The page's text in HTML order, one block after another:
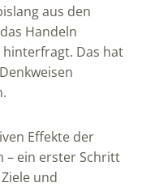
aus den
Handeln
Das hat
Effekte der
– ein erster Schritt
und